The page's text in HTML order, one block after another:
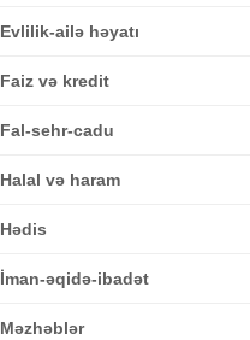
Evlilik-ailə həyatı
Faiz və kredit
Fal-sehr-cadu
Halal və haram
Hədis
İman-əqidə-ibadət
Məzhəblər